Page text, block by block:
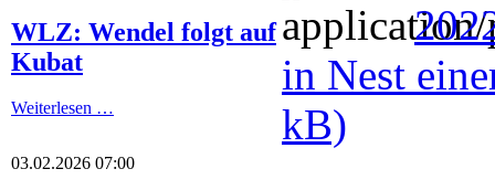
WLZ: Wendel folgt auf
Kubat
Weiterlesen …
03.02.2026 07:00
in Nest
kB)